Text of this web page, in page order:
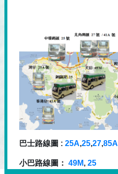
巴士路線圖 : 25A,25,27,85A
小巴路線圖： 49M, 25